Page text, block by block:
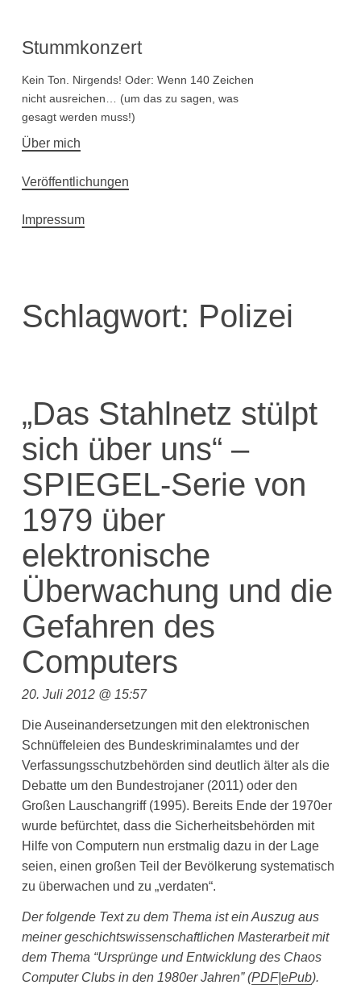
Stummkonzert
Kein Ton. Nirgends! Oder: Wenn 140 Zeichen
nicht ausreichen… (um das zu sagen, was
gesagt werden muss!)
Hauptnavigation
Über mich
Veröffentlichungen
Impressum
Schlagwort: Polizei
„Das Stahlnetz stülpt
sich über uns“ –
SPIEGEL-Serie von
1979 über
elektronische
Überwachung und die
Gefahren des
Computers
20. Juli 2012 @ 15:57
Die Auseinandersetzungen mit den elektronischen
Schnüffeleien des Bundeskriminalamtes und der
Verfassungsschutzbehörden sind deutlich älter als die
Debatte um den Bundestrojaner (2011) oder den
Großen Lauschangriff (1995). Bereits Ende der 1970er
wurde befürchtet, dass die Sicherheitsbehörden mit
Hilfe von Computern nun erstmalig dazu in der Lage
seien, einen großen Teil der Bevölkerung systematisch
zu überwachen und zu „verdaten“.
Der folgende Text zu dem Thema ist ein Auszug aus
meinergeschichtswissenschaftlichen Masterarbeit mit
dem Thema “Ursprünge und Entwicklung des Chaos
Computer Clubs in den 1980er Jahren”(PDF|ePub).